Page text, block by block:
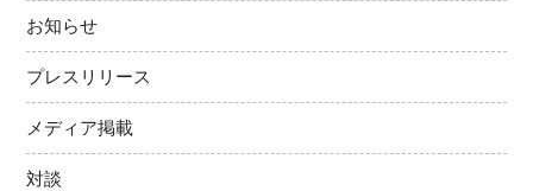
お知らせ
プレスリリース
メディア掲載
対談